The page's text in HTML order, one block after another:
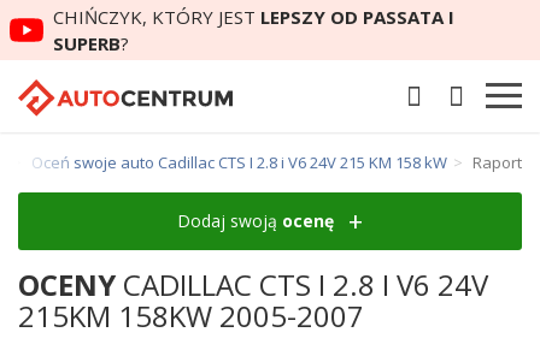
CHIŃCZYK, KTÓRY JEST LEPSZY OD PASSATA I
SUPERB?
Oceń swoje auto Cadillac CTS I 2.8 i V6 24V 215 KM 158 kW Raport
Dodaj swoją ocenę
OCENY CADILLAC CTS I 2.8 I V6 24V
215KM 158KW 2005-2007